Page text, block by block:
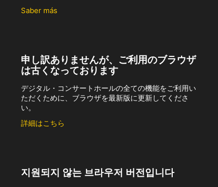
Saber más
申し訳ありませんが、ご利用のブラウザ
は古くなっております
デジタル・コンサートホールの全ての機能をご利用い
ただくために、ブラウザを最新版に更新してくださ
い。
詳細はこちら
지원되지 않는 브라우저 버전입니다